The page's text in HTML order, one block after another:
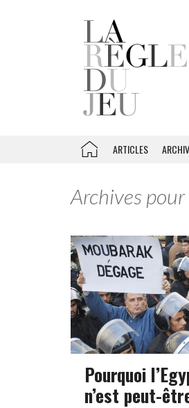
ARTICLES
Archives
Pourquoi
n’est peut-